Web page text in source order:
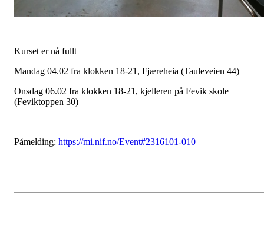
Kurset er nå fullt
Mandag 04.02 fra klokken 18-21, Fjæreheia (Tauleveien 44)
Onsdag 06.02 fra klokken 18-21, kjelleren på Fevik skole
(Feviktoppen 30)
Påmelding: https://mi.nif.no/Event#2316101-010